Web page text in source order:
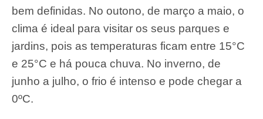
bem definidas. No outono, de março a maio, o
clima é ideal para visitar os seus parques e
jardins, pois as temperaturas ficam entre 15°C
e 25°C e há pouca chuva. No inverno, de
junho a julho, o frio é intenso e pode chegar a
0ºC.